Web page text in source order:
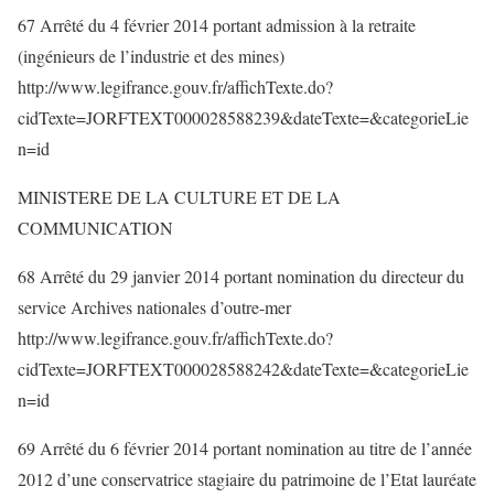
67 Arrêté du 4 février 2014 portant admission à la retraite
(ingénieurs de l’industrie et des mines)
http://www.legifrance.gouv.fr/affichTexte.do?
cidTexte=JORFTEXT000028588239&dateTexte=&categorieLie
n=id
MINISTERE DE LA CULTURE ET DE LA
COMMUNICATION
68 Arrêté du 29 janvier 2014 portant nomination du directeur du
service Archives nationales d’outre-mer
http://www.legifrance.gouv.fr/affichTexte.do?
cidTexte=JORFTEXT000028588242&dateTexte=&categorieLie
n=id
69 Arrêté du 6 février 2014 portant nomination au titre de l’année
2012 d’une conservatrice stagiaire du patrimoine de l’Etat lauréate